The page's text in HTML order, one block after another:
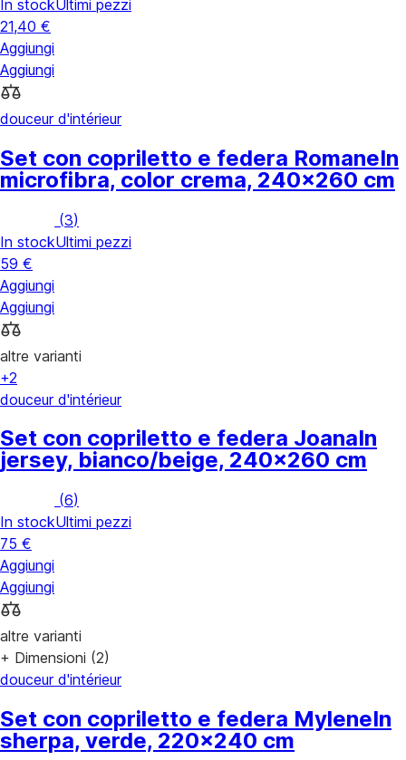
In stockUltimi pezzi
21,40 €
Aggiungi
Aggiungi
douceur d'intérieur
Set con copriletto e federa RomaneIn
microfibra, color crema, 240x260 cm
(3)
In stockUltimi pezzi
59 €
Aggiungi
Aggiungi
altre varianti
+2
douceur d'intérieur
Set con copriletto e federa JoanaIn
jersey, bianco/beige, 240x260 cm
(6)
In stockUltimi pezzi
75 €
Aggiungi
Aggiungi
altre varianti
+ Dimensioni (2)
douceur d'intérieur
Set con copriletto e federa MyleneIn
sherpa, verde, 220x240 cm